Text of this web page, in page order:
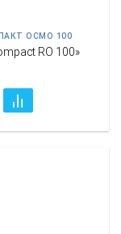
ОСМО 100
RO 100»